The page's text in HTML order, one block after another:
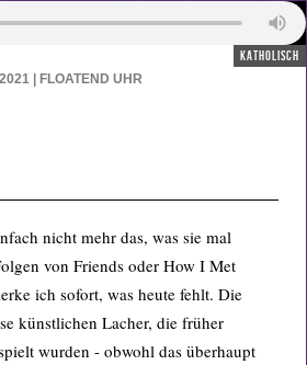
katholisch
| FLOATEND UHR
nicht mehr das, was sie mal
von Friends oder How I Met
ich sofort, was heute fehlt. Die
künstlichen Lacher, die früher
wurden - obwohl das überhaupt